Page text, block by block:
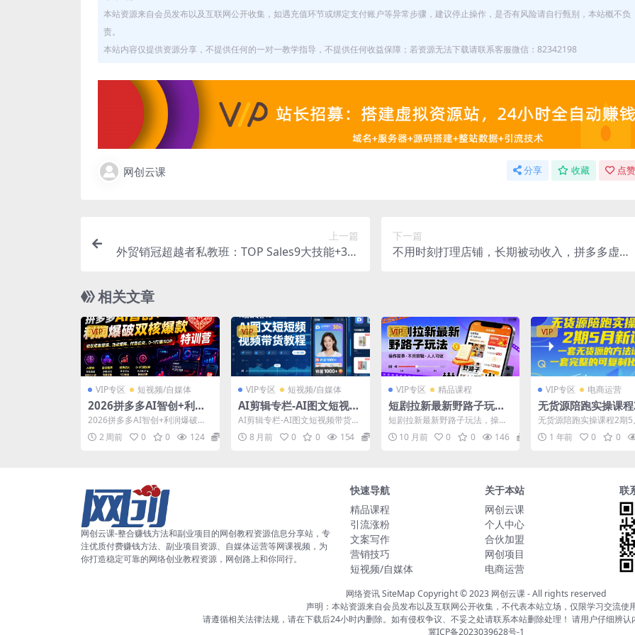
本站资源来自会员发布以及互联网公开收集，如遇充值环节或绑定支付账户等异常步骤，建议停止操作，是否有风险请自行甄别，本站概不负
责。
本站内容仅提供资源分享，不提供任何的一对一教学指导，不提供任何收益保障；若资源无法下载请联系客服微信：82342198
网创云课 分享 收藏 点
上一篇
外贸销冠超越者私教班：TOP Sales9大技能+3个
下一篇
不用时刻打理店铺，长期被动收入，拼多多虚拟
相关文章
VIP
VIP专区 短视频/自媒体
2026拼多多AI智创+利润
爆破双核爆款特训营，收
获底层逻辑、活动矩阵、
付费优化、0-1打爆SOP
2026拼多多AI智创+利润爆破双
核爆款特训营，收获底层逻辑、
活动矩阵、付费优化...
2 周前 0 0 124
VIP
VIP专区 短视频/自媒体
AI剪辑专栏-AI图文短视频
带货教程
AI剪辑专栏-AI图文短视频带货教
程 课程内容： 01、第1节服装平
铺如何剪辑？...
8 月前 0 0 154
VIP
VIP专区 精品课程
短剧拉新最新野路子玩
法，操作简单，不用剪辑
发布视频，人人可做
短剧拉新最新野路子玩法，操作
简单，不用剪辑发布视频，人人
可做 今天给大家分享个短...
10 月前 0 0 146 5.8
VIP
VIP专区 电商运营
无货源陪跑实操课
月新课，一套无货源
法论，一套完整的
化流程
无货源陪跑实操课程2期5
课，一套无货源的方法论
完整的可复制化流程 课程
1 年前 0 0
网创云课-整合赚钱方法和副业项目的网创教程资源信息分享站，专
注优质付费赚钱方法、副业项目资源、自媒体运营等网课视频，为
你打造稳定可靠的网络创业教程资源，网创路上和你同行。
快速导航
精品课程
引流涨粉
文案写作
营销技巧
短视频/自媒体
关于本站
网创云课
个人中心
合伙加盟
网创项目
电商运营
联
网络资讯SiteMap Copyright © 2023 网创云课- All rights reserved
声明：本站资源来自会员发布以及互联网公开收集，不代表本站立场，仅限学习交流使
请遵循相关法律法规，请在下载后24小时内删除。如有侵权争议、不妥之处请联系本站删除处理！ 请用户仔细辨认
冀ICP备2023039628号-1